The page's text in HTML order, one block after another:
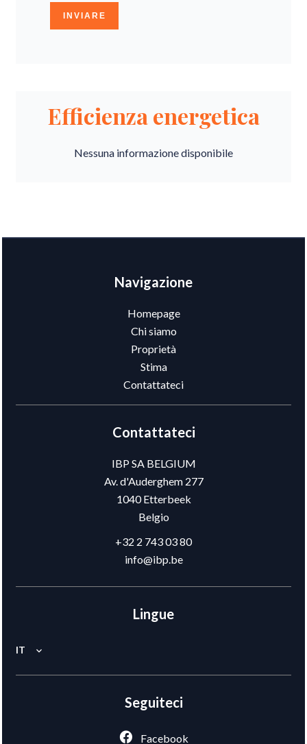
INVIARE
Efficienza energetica
Nessuna informazione disponibile
Navigazione
Homepage
Chi siamo
Proprietà
Stima
Contattateci
Contattateci
IBP SA BELGIUM
Av. d'Auderghem 277
1040Etterbeek
Belgio
+32 2 743 03 80
info@ibp.be
Lingue
IT
Seguiteci
Facebook